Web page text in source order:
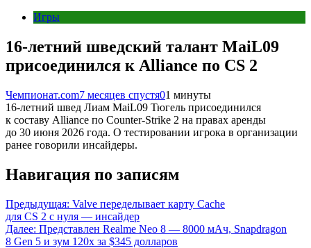
Игры
16-летний шведский талант MaiL09
присоединился к Alliance по CS 2
Чемпионат.com7 месяцев спустя01 минуты
16-летний швед Лиам MaiL09 Тюгель присоединился
к составу Alliance по Counter-Strike 2 на правах аренды
до 30 июня 2026 года. О тестировании игрока в организации
ранее говорили инсайдеры.
Навигация по записям
Предыдущая: Valve переделывает карту Cache
для CS 2 с нуля — инсайдер
Далее: Представлен Realme Neo 8 — 8000 мАч, Snapdragon
8 Gen 5 и зум 120х за $345 долларов